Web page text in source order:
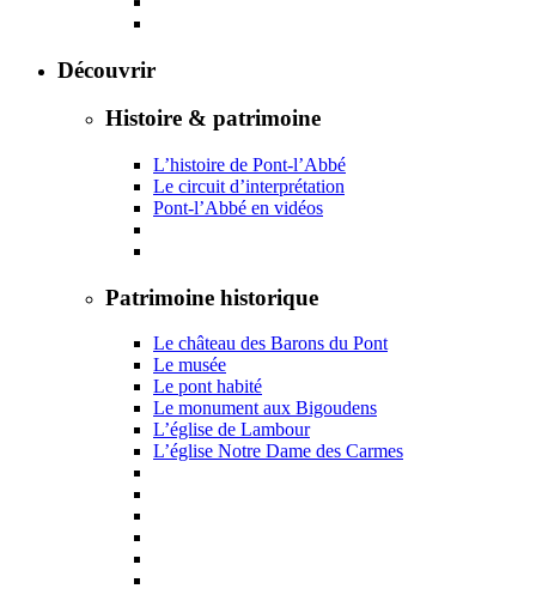
Découvrir
Histoire & patrimoine
L’histoire de Pont-l’Abbé
Le circuit d’interprétation
Pont-l’Abbé en vidéos
Patrimoine historique
Le château des Barons du Pont
Le musée
Le pont habité
Le monument aux Bigoudens
L’église de Lambour
L’église Notre Dame des Carmes